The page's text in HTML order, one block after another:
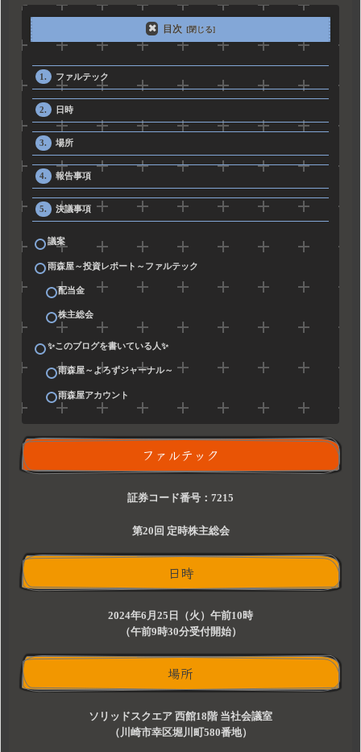
目次
ファルテック
日時
場所
報告事項
決議事項
議案
雨森屋～投資レポート～ファルテック
配当金
株主総会
✨このブログを書いている人✨
雨森屋～よろずジャーナル～
雨森屋アカウント
ファルテック
証券コード番号：7215
第20回 定時株主総会
日時
2024年6月25日（火）午前10時
（午前9時30分受付開始）
場所
ソリッドスクエア 西館18階 当社会議室
（川崎市幸区堀川町580番地）